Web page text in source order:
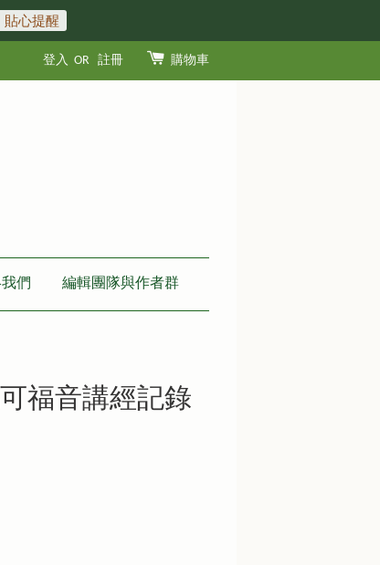
貼心提醒
登入 OR 註冊 購物車
們 編輯團隊與作者群
福音講經記錄